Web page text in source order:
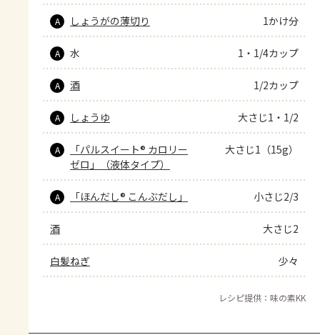
A しょうがの薄切り 1かけ分
A 水 1・1/4カップ
A 酒 1/2カップ
A しょうゆ 大さじ1・1/2
A
「パルスイート® カロリー
ゼロ」（液体タイプ）
大さじ1（15g）
A 「ほんだし® こんぶだし」 小さじ2/3
酒 大さじ2
白髪ねぎ 少々
レシピ提供：味の素KK